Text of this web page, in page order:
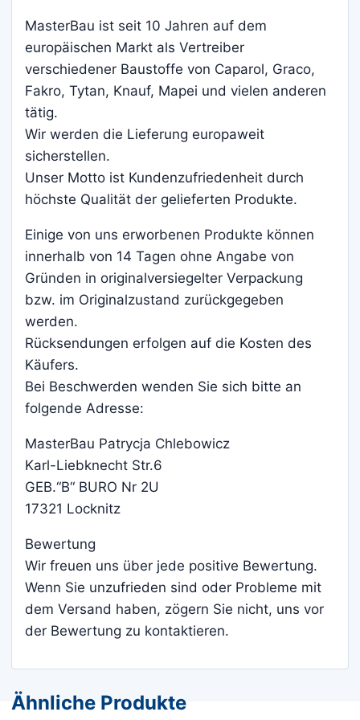
MasterBau ist seit 10 Jahren auf dem
europäischen Markt als Vertreiber
verschiedener Baustoffe von Caparol, Graco,
Fakro, Tytan, Knauf, Mapei und vielen anderen
tätig.
Wir werden die Lieferung europaweit
sicherstellen.
Unser Motto ist Kundenzufriedenheit durch
höchste Qualität der gelieferten Produkte.
Einige von uns erworbenen Produkte können
innerhalb von 14 Tagen ohne Angabe von
Gründen in originalversiegelter Verpackung
bzw. im Originalzustand zurückgegeben
werden.
Rücksendungen erfolgen auf die Kosten des
Käufers.
Bei Beschwerden wenden Sie sich bitte an
folgende Adresse:
MasterBau Patrycja Chlebowicz
Karl-Liebknecht Str.6
GEB.“B“ BURO Nr 2U
17321 Locknitz
Bewertung
Wir freuen uns über jede positive Bewertung.
Wenn Sie unzufrieden sind oder Probleme mit
dem Versand haben, zögern Sie nicht, uns vor
der Bewertung zu kontaktieren.
Ähnliche Produkte